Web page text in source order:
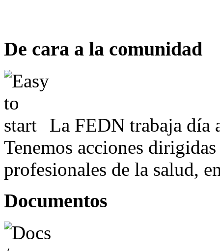
De cara a la comunidad
La FEDN trabaja día
Tenemos acciones
profesionales de la salud,
Documentos